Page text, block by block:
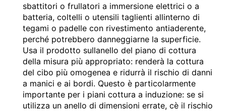
sbattitori o frullatori a immersione elettrici o a
batteria, coltelli o utensili taglienti allinterno di
tegami o padelle con rivestimento antiaderente,
perché potrebbero danneggiarne la superficie.
Usa il prodotto sullanello del piano di cottura
della misura più appropriato: renderà la cottura
del cibo più omogenea e ridurrà il rischio di danni
a manici e ai bordi. Questo è particolarmente
importante per i piani cottura a induzione: se si
utilizza un anello di dimensioni errate, cè il rischio